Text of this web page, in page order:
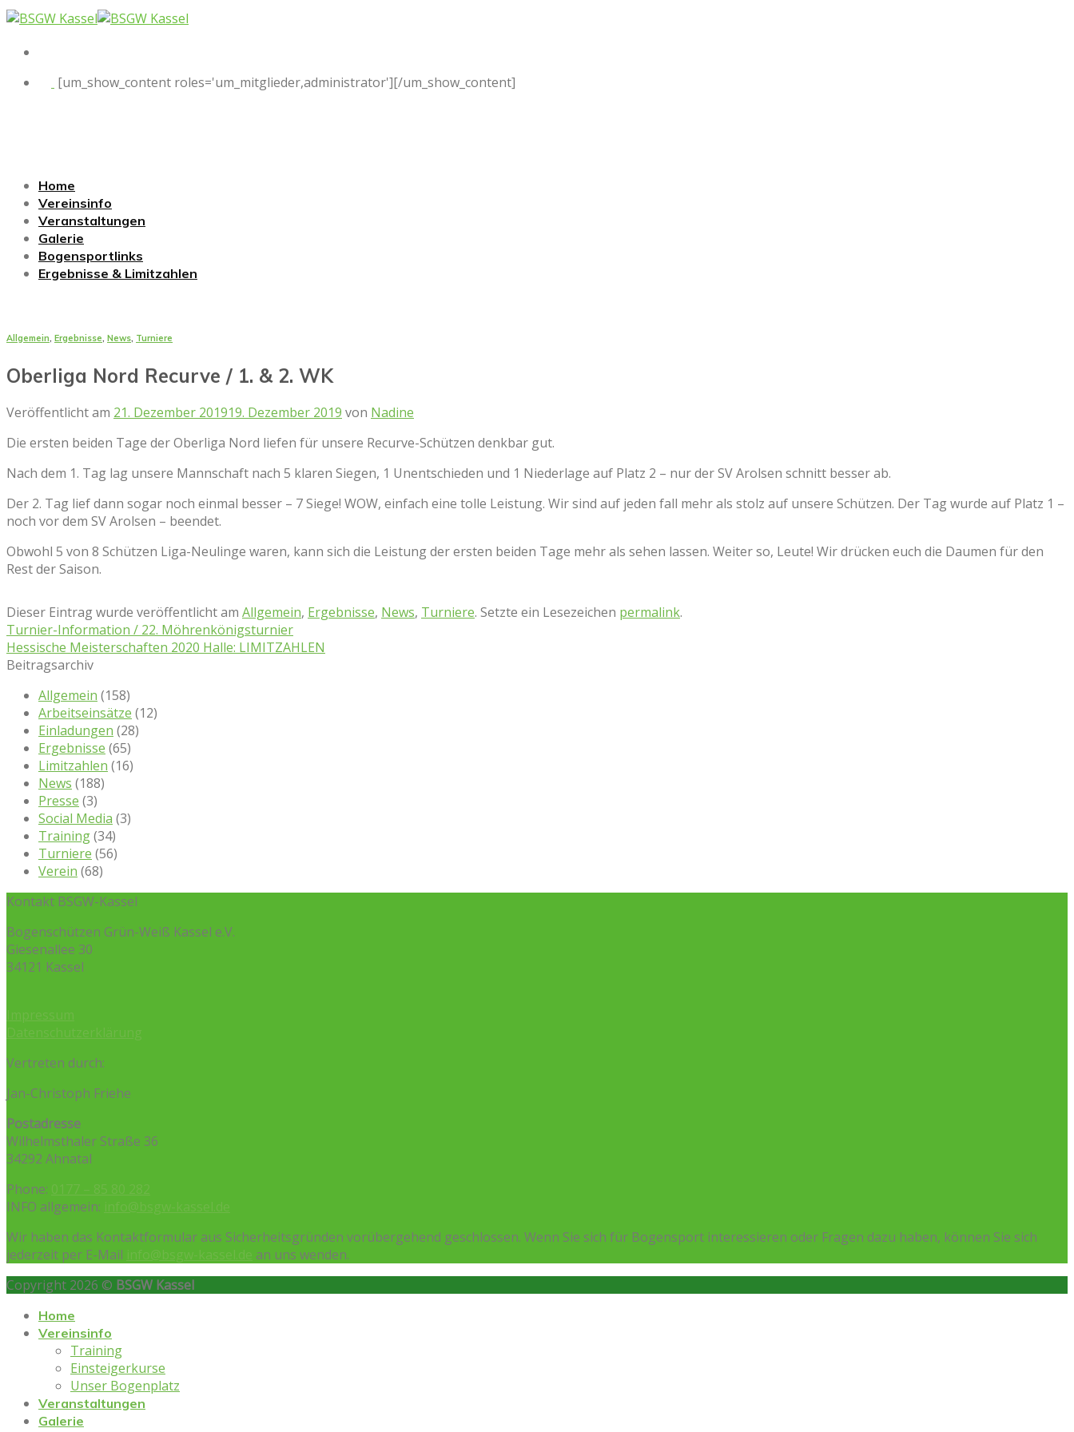
Skip
content
[um_show_content roles='um_mitglieder,administrator'][/um_show_content]
Home
Vereinsinfo
Veranstaltungen
Galerie
Bogensportlinks
Ergebnisse & Limitzahlen
Allgemein, Ergebnisse, News, Turniere
Oberliga Nord Recurve / 1. & 2. WK
Veröffentlicht am 21. Dezember 201919. Dezember 2019 von Nadine
Die ersten beiden Tage der Oberliga Nord liefen für unsere Recurve-Schützen denkbar gut.
Nach dem 1. Tag lag unsere Mannschaft nach 5 klaren Siegen, 1 Unentschieden und 1 Niederlage auf Platz 2 – nur der SV Arolsen schnitt besser ab.
Der 2. Tag lief dann sogar noch einmal besser – 7 Siege! WOW, einfach eine tolle Leistung. Wir sind auf jeden fall mehr als stolz auf unsere Schützen. Der Tag wurde auf Platz 1 –
noch vor dem SV Arolsen – beendet.
Obwohl 5 von 8 Schützen Liga-Neulinge waren, kann sich die Leistung der ersten beiden Tage mehr als sehen lassen. Weiter so, Leute! Wir drücken euch die Daumen für den
Rest der Saison.
Dieser Eintrag wurde veröffentlicht am Allgemein, Ergebnisse, News, Turniere. Setzte ein Lesezeichen permalink.
Turnier-Information / 22. Möhrenkönigsturnier
Hessische Meisterschaften 2020 Halle: LIMITZAHLEN
Beitragsarchiv
Allgemein (158)
Arbeitseinsätze (12)
Einladungen (28)
Ergebnisse (65)
Limitzahlen (16)
News (188)
Presse (3)
Social Media (3)
Training(34)
Turniere (56)
Verein (68)
Kontakt BSGW-Kassel
Bogenschützen Grün-Weiß Kassel e.V.
Giesenallee 30
34121 Kassel
Impressum
Datenschutzerklärung
Vertreten durch:
Jan-Christoph Friehe
Postadresse
Wilhelmsthaler Straße 36
34292 Ahnatal
Phone: 0177 – 85 80 282
INFO allgemein: info@bsgw-kassel.de
Wir haben das Kontaktformular aus Sicherheitsgründen vorübergehend geschlossen. Wenn Sie sich für Bogensport interessieren oder Fragen dazu haben, können Sie sich
jederzeit per E-Mail info@bsgw-kassel.de an uns wenden.
Copyright 2026 © BSGW Kassel
Home
Vereinsinfo
Training
Einsteigerkurse
Unser Bogenplatz
Veranstaltungen
Galerie